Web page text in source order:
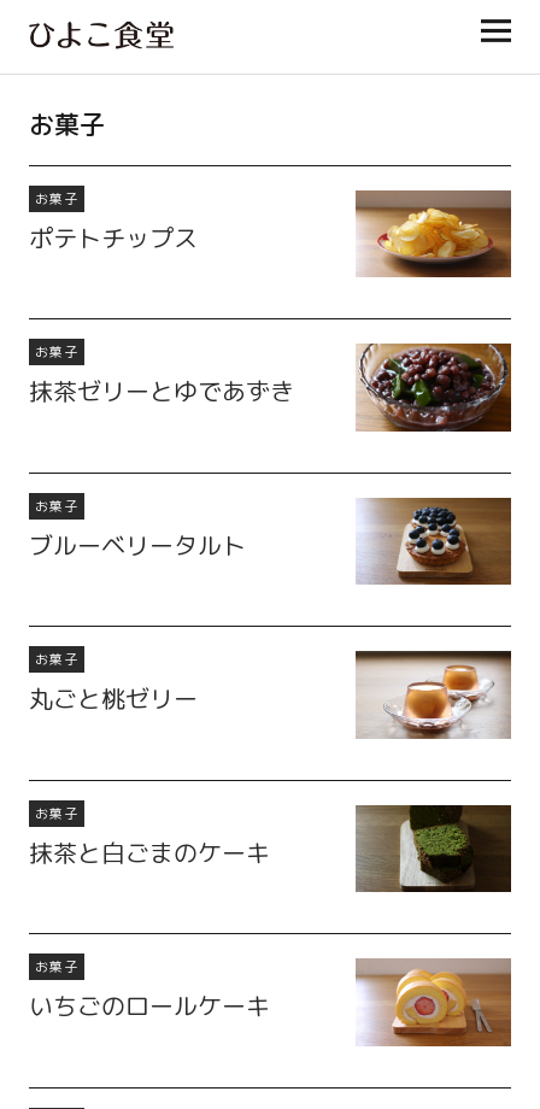
ひよこ食堂
お菓子
お菓子
ポテトチップス
お菓子
抹茶ゼリーとゆであずき
お菓子
ブルーベリータルト
お菓子
丸ごと桃ゼリー
お菓子
抹茶と白ごまのケーキ
お菓子
いちごのロールケーキ